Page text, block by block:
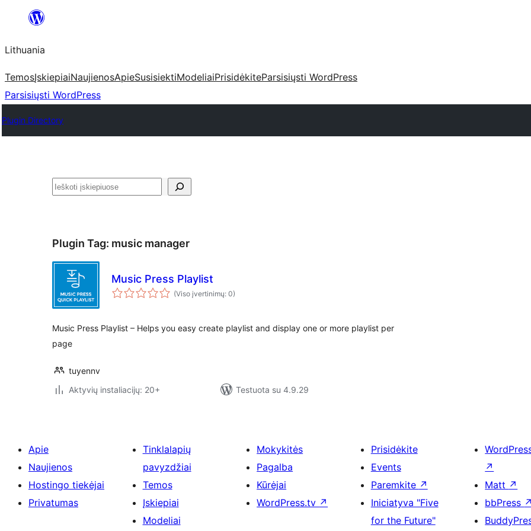
turinio
Lithuania
TemosĮskiepiaiNaujienosApieSusisiektiModeliaiPrisidėkiteParsisiųsti WordPress
Parsisiųsti WordPress
Plugin Directory
Paieška
Plugin Tag: music manager
Music Press Playlist
(Viso įvertinimų: 0)
Music Press Playlist – Helps you easy create playlist and display one or more playlist per
page
tuyennv
Aktyvių instaliacijų: 20+
Testuota su 4.9.29
Apie
Naujienos
Hostingo tiekėjai
Privatumas
Tinklalapių
pavyzdžiai
Temos
Įskiepiai
Modeliai
Mokykitės
Pagalba
Kūrėjai
WordPress.tv ↗
Prisidėkite
Events
Paremkite ↗
Iniciatyva "Five
for the Future"
↗
Matt ↗
bbPress ↗